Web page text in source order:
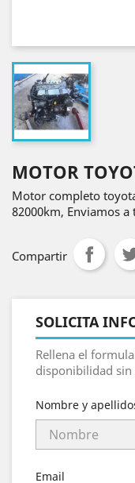
MOTOR
Motor completo
82000km, Enviamos
Compartir
SOLICITA
Rellena el
disponibilidad
Nombre y
Email